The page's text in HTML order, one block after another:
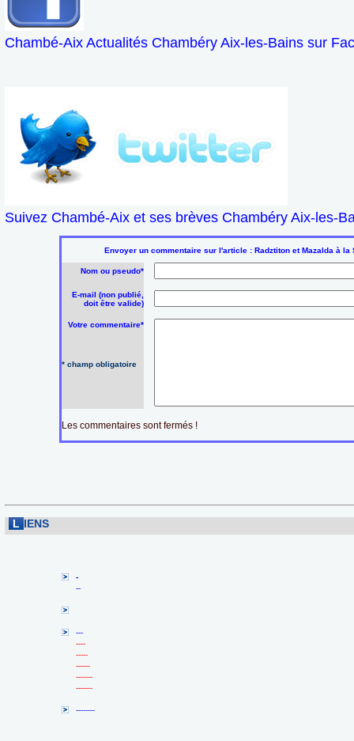
Chambé-Aix Actualités Chambéry Aix-les-Bains sur
Suivez Chambé-Aix et ses brèves Chambéry Aix-les-
Envoyer un commentaire sur l'article : Radztiton et Mazalda à la
Nom ou pseudo*
E-mail (non publié,
doit être valide)
Votre commentaire*
* champ obligatoire
Les commentaires sont fermés !
L IENS
-
--
---
----
-----
------
-------
-------
--------